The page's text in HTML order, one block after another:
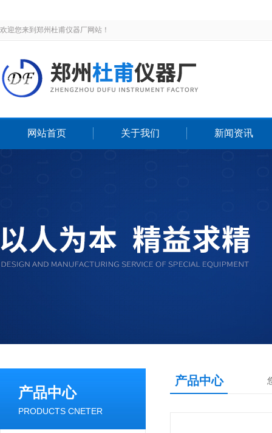
欢迎您来到郑州杜甫仪器厂网站！
网站首页 关于我们 新闻资讯
产品中心
PRODUCTS CNETER
产品中心